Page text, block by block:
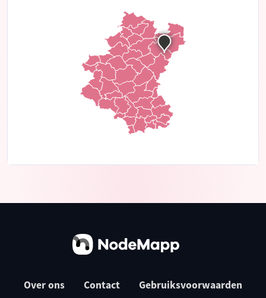
Over ons Contact Gebruiksvoorwaarden